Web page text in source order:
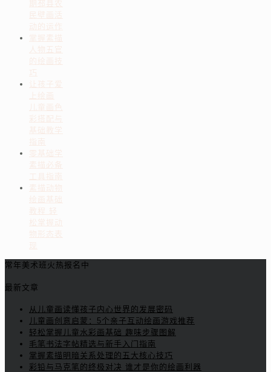
期邳县农
民壁画活
动的运作
掌握素描
人物五官
的绘画技
巧
让孩子爱
上绘画
儿童画色
彩搭配与
基础教学
指南
零基础学
素描必备
工具指南
素描动物
绘画基础
教程 轻
松掌握动
物形态表
常年美术班火热报名中
最新文章
从儿童画读懂孩子内心世界的发展密码
儿童画创意启蒙：5个亲子互动绘画游戏推荐
轻松掌握儿童水彩画基础 趣味步骤图解
毛笔书法字帖精选与新手入门指南
掌握素描明暗关系处理的五大核心技巧
彩铅与马克笔的终极对决 谁才是你的绘画利器